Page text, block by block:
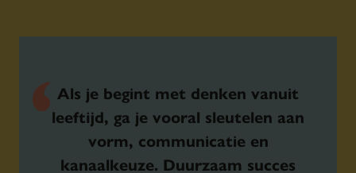
Als je begint met denken vanuit
leeftijd, ga je vooral sleutelen aan
vorm, communicatie en
kanaalkeuze. Duurzaam succes